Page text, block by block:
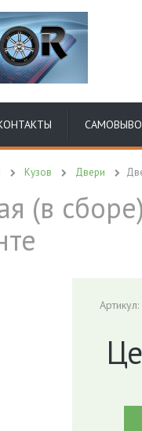
Кузов Двери
(в
Артикул: